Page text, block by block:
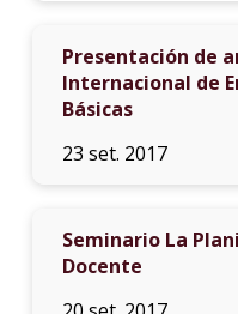
Presentación de
Internacional de
Básicas
23 set. 2017
Seminario La
Docente